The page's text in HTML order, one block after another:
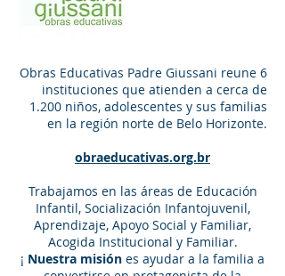
Obras Educativas Padre Giussani reune 6
instituciones que atienden a cerca de
1.200 niños, adolescentes y sus familias
en la región norte de Belo Horizonte.
obraeducativas.org.br
Trabajamos en las áreas de Educación
Infantil, Socialización Infantojuvenil,
Aprendizaje, Apoyo Social y Familiar,
Acogida Institucional y Familiar.
¡ Nuestra misión es ayudar a la familia a